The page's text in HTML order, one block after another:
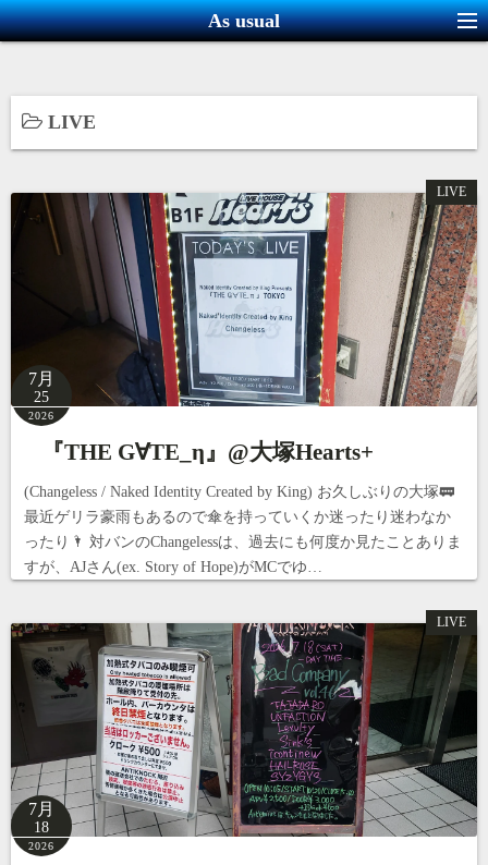
コ
ン
ン
へ
As usual
LIVE
LIVE
7月
25
2026
『THE G∀TE_η』@大塚Hearts+
(Changeless / Naked Identity Created by King) お久しぶりの大塚🚃
最近ゲリラ豪雨もあるので傘を持っていくか迷ったり迷わなか
ったり🌂 対バンのChangelessは、過去にも何度か見たことありま
すが、AJさん(ex. Story of Hope)がMCでゆ…
LIVE
7月
18
2026